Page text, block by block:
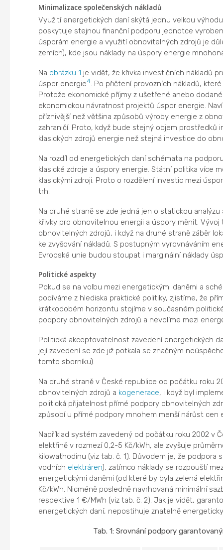
Minimalizace společenských nákladů
Využití energetických daní skýtá jednu velkou
poskytuje stejnou finanční podporu jednotce
úsporám energie a využití obnovitelných zdrojů je
zemích), kde jsou náklady na úspory energie
Na obrázku 1 je vidět, že křivka investičních nákladů
úspor energie4. Po přičtení provozních nákladů,
Protože ekonomické příjmy z ušetřené anebo
ekonomickou návratnost projektů úspor energie.
příznivější než většina způsobů výroby energie z
zahraničí. Proto, když bude stejný objem
klasických zdrojů energie než stejná investice do
Na rozdíl od energetických daní schémata na
klasické zdroje a úspory energie. Státní politika více
klasickými zdroji. Proto o rozdělení investic mezi
trh.
Na druhé straně se zde jedná jen o statickou
křivky pro obnovitelnou energii a úspory měnit.
obnovitelných zdrojů, i když na druhé straně záběr
ke zvyšování nákladů. S postupným vyrovnáváním
Evropské unie budou stoupat i marginální náklady
Politické aspekty
Pokud se na volbu mezi energetickými daněmi a
podíváme z hlediska praktické politiky, zjistíme, že
krátkodobém horizontu stojíme v současném
podpory obnovitelných zdrojů a nevolíme mezi
Politická akceptovatelnost zavedení energetických
její zavedení se zde již potkala se značným
tomto sborníku).
Na druhé straně v České republice od počátku roku
obnovitelných zdrojů a kogenerace, i když byl
politická přijatelnost přímé podpory obnovitelných
způsobí u přímé podpory mnohem menší nárůst cen
Například systém zavedený od počátku roku 2002 v
elektřině v rozmezí 0,2-5 Kč/kWh, ale zvyšuje
kilowathodinu (viz tab. č. 1). Důvodem je, že
vodních elektráren), zatímco náklady se rozpouští
energetickými daněmi (od které by byla zelená
Kč/kWh. Nicméně posledně navrhovaná minimální
respektive 1 €/MWh (viz tab. č. 2). Jak je vidět,
energetických daní, nepostihuje znatelně
Tab. 1: Srovnání podpory